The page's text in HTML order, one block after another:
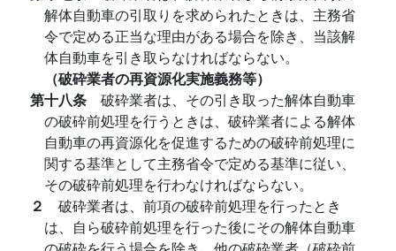
解体自動車の引取りを求められたときは、主務省
令で定める正当な理由がある場合を除き、当該解
体自動車を引き取らなければならない。
（破砕業者の再資源化実施義務等）
第十八条 破砕業者は、その引き取った解体自動車
の破砕前処理を行うときは、破砕業者による解体
自動車の再資源化を促進するための破砕前処理に
関する基準として主務省令で定める基準に従い、
その破砕前処理を行わなければならない。
２ 破砕業者は、前項の破砕前処理を行ったとき
は、自ら破砕前処理を行った後にその解体自動車